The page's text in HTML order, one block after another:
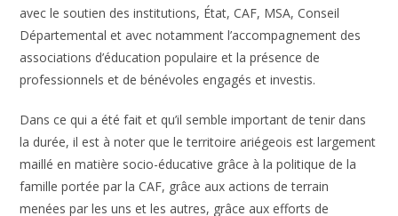
avec le soutien des institutions, État, CAF, MSA, Conseil
Départemental et avec notamment l’accompagnement des
associations d’éducation populaire et la présence de
professionnels et de bénévoles engagés et investis.
Dans ce qui a été fait et qu’il semble important de tenir dans
la durée, il est à noter que le territoire ariégeois est largement
maillé en matière socio-éducative grâce à la politique de la
famille portée par la CAF, grâce aux actions de terrain
menées par les uns et les autres, grâce aux efforts de